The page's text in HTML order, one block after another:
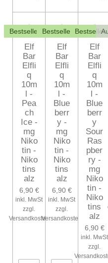
Bestseller
Elf
Bar
Elfli
q
10m
l -
Pea
ch
Ice -
mg
Niko
tin -
Niko
tins
alz
6,90 €
inkl. MwSt
zzgl.
Versandkosten
Bestseller
Elf
Bar
Elfli
q
10m
l -
Blue
berr
y -
mg
Niko
tin -
Niko
tins
alz
6,90 €
inkl. MwSt
zzgl.
Versandkosten
Bestseller
Elf
Bar
Elfli
q
10m
l -
Blue
berr
y
Sour
Ras
pber
ry -
mg
Niko
tin -
Niko
tins
alz
6,90 €
inkl. MwSt
zzgl.